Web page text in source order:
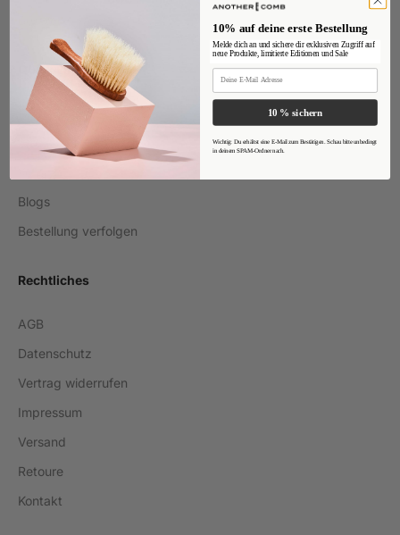
Quick Links
FAQs
Blogs
Bestellung verfolgen
Rechtliches
AGB
Datenschutz
Vertrag widerrufen
Impressum
Versand
Retoure
Kontakt
10% auf deine erste Bestellung
Melde dich an und sichere dir exklusiven Zugriff auf
neue Produkte, limitierte Editionen und Sale
Email
10 % sichern
Wichtig: Du erhältst eine E-Mail zum Bestätigen. Schau bitte unbedingt
in deinem SPAM-Ordner nach.